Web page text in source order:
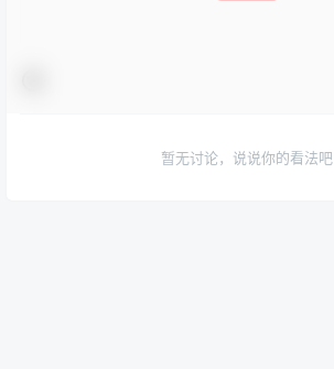
暂无讨论，说说你的看法吧